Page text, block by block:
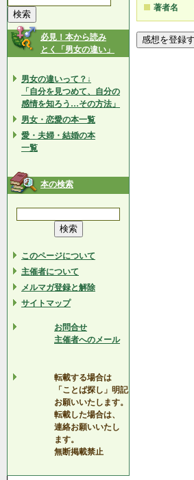
必見！本から読み
とく「男女の違い」
男女の違いって？↓
「自分を見つめて、自分の
感情を知ろう…その方法」
男女・恋愛の本一覧
愛・夫婦・結婚の本
一覧
本の検索
このページについて
主催者について
メルマガ登録と解除
サイトマップ
お問合せ
主催者へのメール
転載する場合は
「ことば探し」明記
お願いいたします。
転載した場合は、
連絡お願いいたし
ます。
無断掲載禁止
著者名